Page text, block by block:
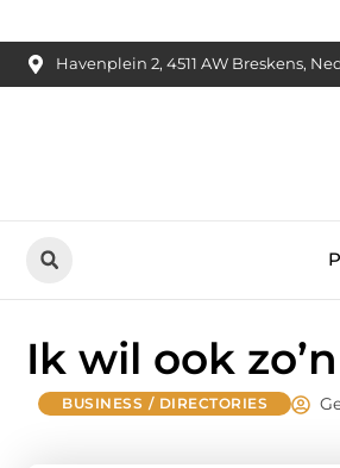
Ik wil ook
BUSINESS / DIRECTORIES